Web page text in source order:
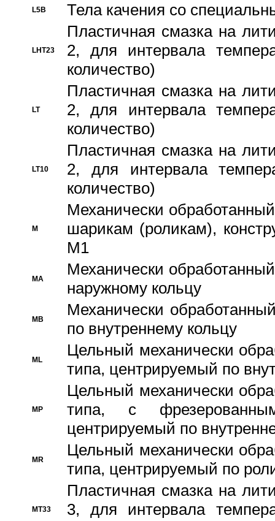
L5B Тела качения со
LHT23
Пластичная смазка на
2, для интервала
количество)
LT
Пластичная смазка на
2, для интервала
количество)
LT10
Пластичная смазка на
2, для интервала
количество)
M
Механически
шарикам (роликам),
M1
MA
Механически
наружному кольцу
MB
Механически
по внутреннему кольцу
ML
Цельный механически
типа, центрируемый по
MP
Цельный механически
типа, с
центрируемый по
MR
Цельный механически
типа, центрируемый по
MT33
Пластичная смазка на
3, для интервала